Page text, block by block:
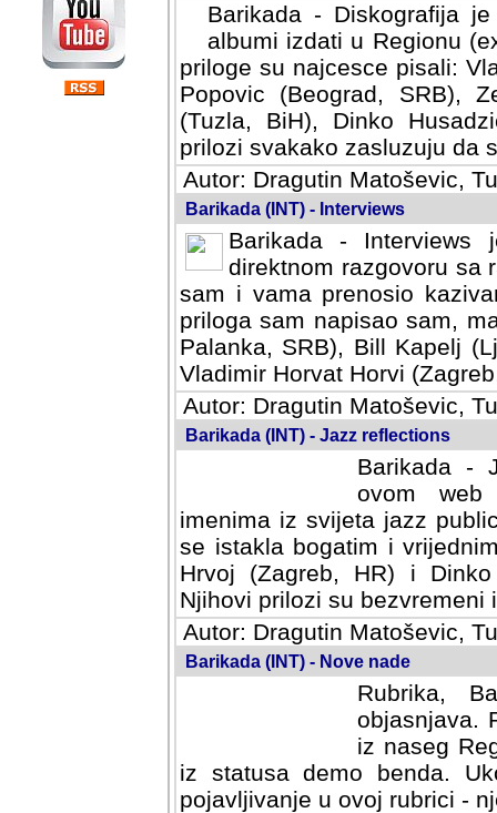
Barikada - Diskografija
albumi izdati u Regionu
priloge su najcesce pisali:
Popovic (Beograd, SRB),
(Tuzla, BiH), Dinko
prilozi svakako zasluzuju da
Autor: Dragutin Matoševic,
Barikada (INT) - Interviews
Barikada -
direktnom razgovoru sa
sam i vama prenosio
priloga sam napisao sam,
Palanka, SRB), Bill Kapelj
Vladimir Horvat Horvi
Autor: Dragutin Matoševic,
Barikada (INT) - Jazz reflections
Barikada -
ovom web
imenima iz svijeta jazz
se istakla bogatim i
Hrvoj (Zagreb, HR) i
Njihovi prilozi su bezvremeni
Autor: Dragutin Matoševic,
Barikada (INT) - Nove nade
Rubrika,
objasnjava.
iz naseg
iz statusa demo benda.
pojavljivanje u ovoj rubrici -